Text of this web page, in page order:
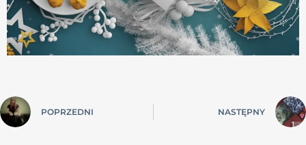
POPRZEDNI NASTĘPNY